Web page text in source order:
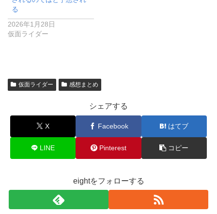
る
2026年1月28日
仮面ライダー
仮面ライダー 感想まとめ
シェアする
はてブ
eightをフォローする